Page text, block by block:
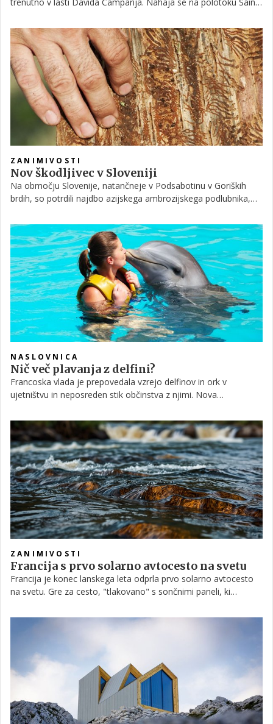
353 milijonov evrov.
ZANIMIVOSTI
Nov škodljivec v Sloveniji
Na območju Slovenije, natančneje v Podsabotinu v Goriških
brdih, so potrdili najdbo azijskega ambrozijskega podlubnika,
rovnih sistemov pod lubjem in v lesu ter vnosom simbiotske
glive povzroča poškodbe na drevesih. Rastlina lahko zaradi
tovrstne izčrpanosti propade.
NASLOVNICA
Nič več plavanja z delfini?
Francoska vlada je prepovedala vzrejo delfinov in ork v
ujetništvu in neposreden stik občinstva z njimi. Nova
uradnem listu, uvaja tudi strog nadzor nad reprodukcijo teh
živali ter zahteva večje bazene zanje. Aktivisti za pravice živali
novo zakonodajo označujejo za zgodovinsko zmago.
ZANIMIVOSTI
Francija s prvo solarno avtocesto na svetu
Francija je konec lanskega leta odprla prvo solarno avtocesto
na svetu. Gre za cesto, "tlakovano" s sončnimi paneli, ki
manjšega mesta v Normandiji, Tourouvre.